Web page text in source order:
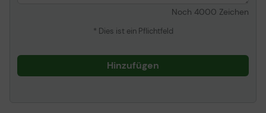
Noch 4000 Zeichen
* Dies ist ein Pflichtfeld
Hinzufügen